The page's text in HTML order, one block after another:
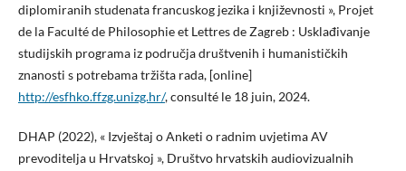
diplomiranih studenata francuskog jezika i književnosti », Projet
de la Faculté de Philosophie et Lettres de Zagreb : Usklađivanje
studijskih programa iz područja društvenih i humanističkih
znanosti s potrebama tržišta rada, [online]
http://esfhko.ffzg.unizg.hr/, consulté le 18 juin, 2024.
DHAP (2022), « Izvještaj o Anketi o radnim uvjetima AV
prevoditelja u Hrvatskoj », Društvo hrvatskih audiovizualnih